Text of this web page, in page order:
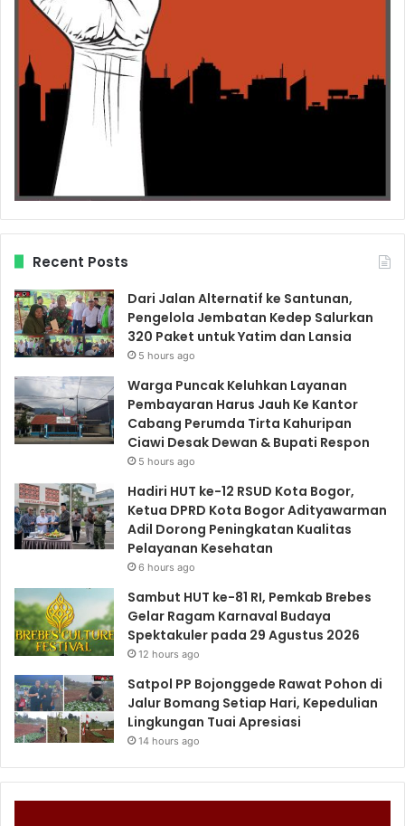
Recent Posts
Dari Jalan Alternatif ke Santunan,
Pengelola Jembatan Kedep Salurkan
320 Paket untuk Yatim dan Lansia
5 hours ago
Warga Puncak Keluhkan Layanan
Pembayaran Harus Jauh Ke Kantor
Cabang Perumda Tirta Kahuripan
Ciawi Desak Dewan & Bupati Respon
5 hours ago
Hadiri HUT ke-12 RSUD Kota Bogor,
Ketua DPRD Kota Bogor Adityawarman
Adil Dorong Peningkatan Kualitas
Pelayanan Kesehatan
6 hours ago
Sambut HUT ke-81 RI, Pemkab Brebes
Gelar Ragam Karnaval Budaya
Spektakuler pada 29 Agustus 2026
12 hours ago
Satpol PP Bojonggede Rawat Pohon di
Jalur Bomang Setiap Hari, Kepedulian
Lingkungan Tuai Apresiasi
14 hours ago